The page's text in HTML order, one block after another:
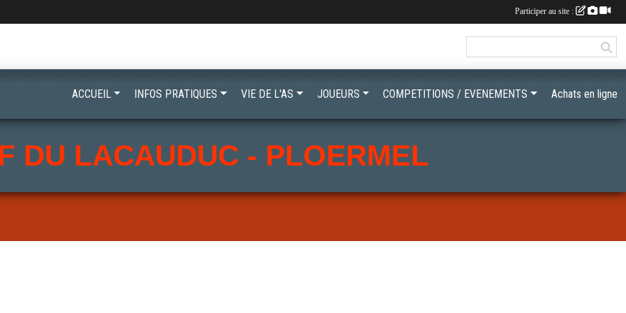
DU LACAUDUC - PLOERMEL
ACCUEIL INFOS PRATIQUES VIE DE L'AS JOUEURS COMPETITIONS / EVENEMENTS Achats en ligne
Participer au site :